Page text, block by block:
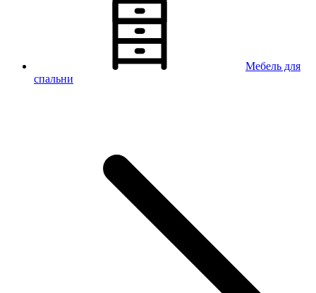
Мебель для
спальни